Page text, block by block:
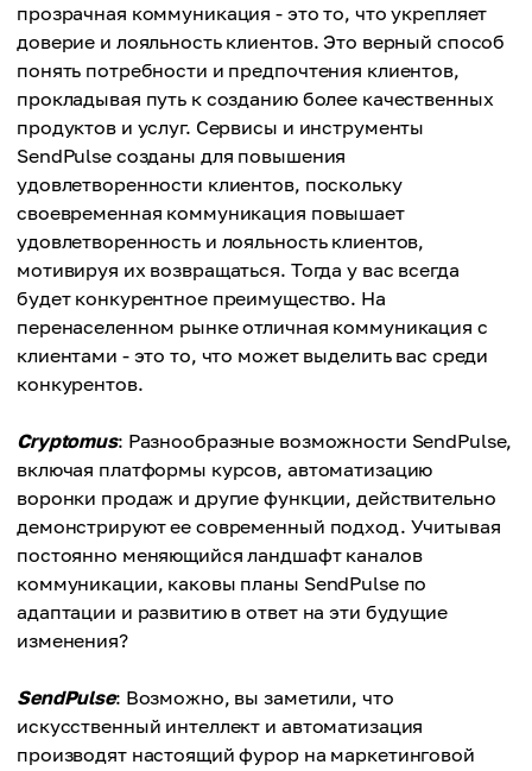
прозрачная коммуникация - это то, что укрепляет
доверие и лояльность клиентов. Это верный способ
понять потребности и предпочтения клиентов,
прокладывая путь к созданию более качественных
продуктов и услуг. Сервисы и инструменты
SendPulse созданы для повышения
удовлетворенности клиентов, поскольку
своевременная коммуникация повышает
удовлетворенность и лояльность клиентов,
мотивируя их возвращаться. Тогда у вас всегда
будет конкурентное преимущество. На
перенаселенном рынке отличная коммуникация с
клиентами - это то, что может выделить вас среди
конкурентов.
Cryptomus: Разнообразные возможности SendPulse,
включая платформы курсов, автоматизацию
воронки продаж и другие функции, действительно
демонстрируют ее современный подход. Учитывая
постоянно меняющийся ландшафт каналов
коммуникации, каковы планы SendPulse по
адаптации и развитию в ответ на эти будущие
изменения?
SendPulse: Возможно, вы заметили, что
искусственный интеллект и автоматизация
производят настоящий фурор на маркетинговой